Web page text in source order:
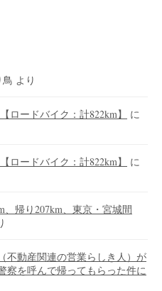
鳥 より
ードバイク：計822km】
に
ードバイク：計822km】
に
帰り207km、東京・宮城間
不動産関連の営業らしき人）が
察を呼んで帰ってもらった件に